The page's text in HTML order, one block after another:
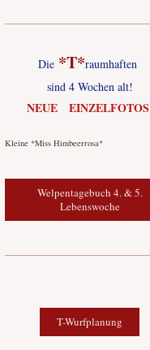
Die *T*raumhaften
sind 4 Wochen alt!
NEUE EINZELFOTOS
Kleine *Miss Himbeerrosa*
Welpentagebuch 4. & 5.
Lebenswoche
T-Wurfplanung